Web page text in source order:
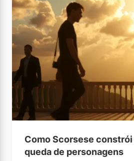
Como Scorsese constrói
queda de personagens